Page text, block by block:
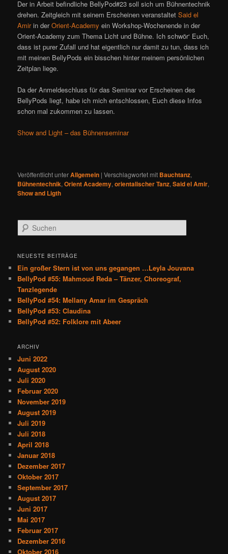
Der in Arbeit befindliche BellyPod#23 soll sich um Bühnentechnik
drehen. Zeitgleich mit seinem Erscheinen veranstaltetSaid el
Amirin derOrient-Academy ein Workshop-Wochenende in der
Orient-Academy zum Thema Licht und Bühne. Ich schwör‘ Euch,
dass ist purer Zufall und hat eigentlich nur damit zu tun, dass ich
mit meinen BellyPods ein bisschen hinter meinem persönlichen
Zeitplan liege.
Da der Anmeldeschluss für das Seminar vor Erscheinen des
BellyPods liegt, habe ich mich entschlossen, Euch diese Infos
schon mal zukommen zu lassen.
Show and Light – das Bühnenseminar
Veröffentlicht unterAllgemein |Verschlagwortet mit Bauchtanz,
Bühnentechnik,Orient Academy,orientalischer Tanz,Said el Amir,
Show and Ligth
u
h
n
NEUESTE BEITRÄGE
Ein großer Stern ist von uns gegangen …Leyla Jouvana
BellyPod #55: Mahmoud Reda – Tänzer, Choreograf,
Tanzlegende
BellyPod #54: Mellany Amar im Gespräch
BellyPod #53: Claudina
BellyPod #52: Folklore mit Abeer
ARCHIV
Juni 2022
August 2020
Juli 2020
Februar 2020
November 2019
August 2019
Juli 2019
Juli 2018
April 2018
Januar 2018
Dezember 2017
Oktober 2017
September 2017
August 2017
Juni 2017
Mai 2017
Februar 2017
Dezember 2016
Oktober 2016